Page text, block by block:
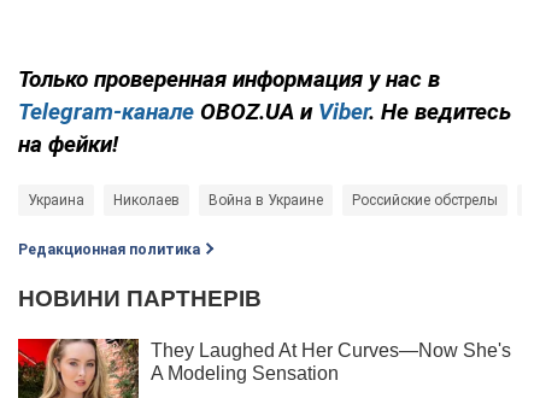
Только проверенная информация у нас в
Telegram-канале OBOZ.UA и Viber. Не ведитесь
на фейки!
Украина Николаев Война в Украине Российские обстрелы
Редакционная политика